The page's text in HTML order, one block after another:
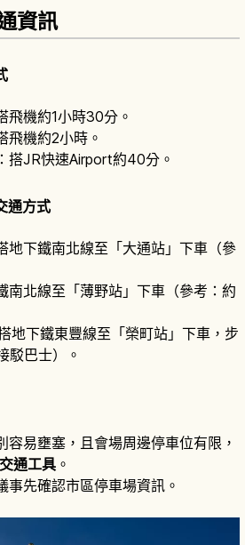
資訊
飛機約1小時30分。
飛機約2小時。
：搭JR快速Airport約40分。
通方式
地下鐵南北線至「大通站」下車（參
南北線至「薄野站」下車（參考：約
地下鐵東豐線至「榮町站」下車，步
駁巴士）。
容易壅塞，且會場周邊停車位有限，
通工具 。
事先確認市區停車場資訊。